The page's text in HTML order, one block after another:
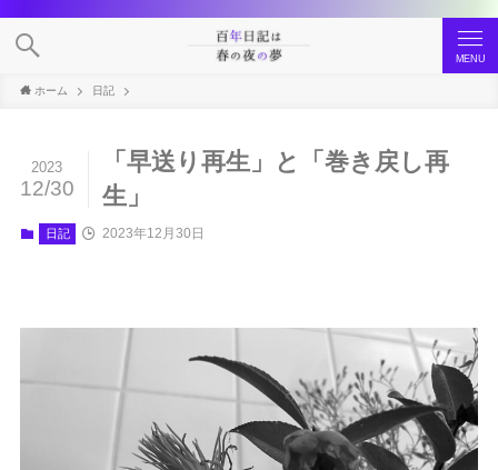
MENU
ホーム 日記
「早送り再生」と「巻き戻し再
生」
2023
12/30
日記 2023年12月30日